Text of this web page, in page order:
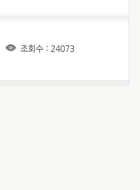
조회수 : 24073